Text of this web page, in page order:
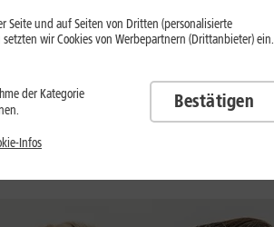
und auf Seiten von Dritten (personalisierte
wir Cookies von Werbepartnern (Drittanbieter) ein.
der Kategorie
Bestätigen
Infos